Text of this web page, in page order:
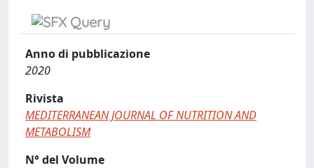
Anno di pubblicazione
2020
Rivista
MEDITERRANEAN JOURNAL OF NUTRITION AND
METABOLISM
N° del Volume